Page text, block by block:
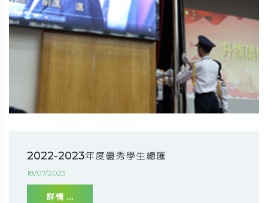
2022-2023年度優秀學生總匯
18/07/2023
詳情 ...